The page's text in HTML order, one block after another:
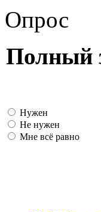
Опрос
Полный
Нужен
Не нужен
Мне всё равно